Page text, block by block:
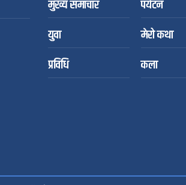
मुख्य समाचार पर्यटन
युवा
मेरो कथा
प्रविधि
कला